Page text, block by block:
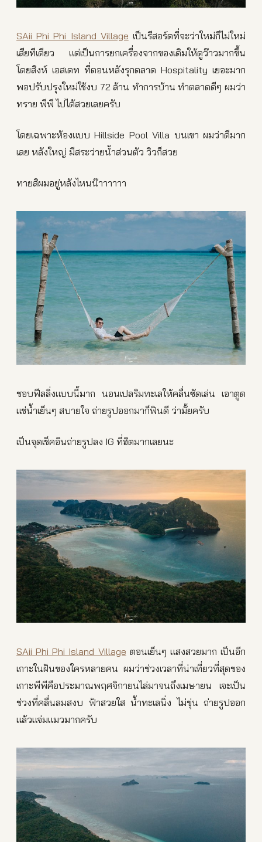
SAii Phi Phi Island Village เป็นรีสอร์ตที่จะว่าใหม่ก็ไม่ใหม่
เสียทีเดียว แต่เป็นการยกเครื่องจากของเดิมให้ดูว๊าวมากขึ้น
โดยสิงห์ เอสเตท ที่ตอนหลังรุกตลาด Hospitality เยอะมาก
พอปรับปรุงใหม่ใช้งบ 72 ล้าน ทำการบ้าน ทำตลาดดีๆ ผมว่า
ทราย พีพี ไปได้สวยเลยครับ
โดยเฉพาะห้องแบบ Hillside Pool Villa บนเขา ผมว่าดีมาก
เลย หลังใหญ่ มีสระว่ายน้ำส่วนตัว วิวก็สวย
ทายสิผมอยู่หลังไหนน๊าาาาาา
ชอบฟีลลิ่งแบบนี้มาก นอนเปลริมทะเลให้คลื่นซัดเล่น เอาตูด
แช่น้ำเย็นๆ สบายใจ ถ่ายรูปออกมาก็ฟินดี ว่ามั้ยครับ
เป็นจุดเช็คอินถ่ายรูปลง IG ที่ฮิตมากเลยนะ
SAii Phi Phi Island Village ตอนเย็นๆ แสงสวยมาก เป็นอีก
เกาะในฝันของใครหลายคน ผมว่าช่วงเวลาที่น่าเที่ยวที่สุดของ
เกาะพีพีคือประมาณพฤศจิกายนไล่มาจนถึงเมษายน เจะเป็น
ช่วงที่คลื่นลมสงบ ฟ้าสวยใส น้ำทะเลนิ่ง ไม่ขุ่น ถ่ายรูปออก
แล้วแจ่มแมวมากครับ